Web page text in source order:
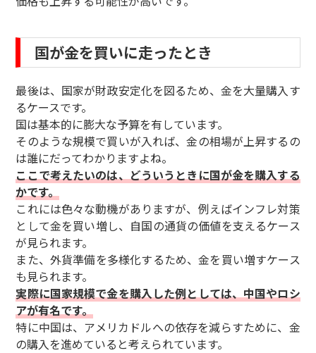
国が金を買いに走ったとき
最後は、国家が財政安定化を図るため、金を大量購入す
るケースです。
国は基本的に膨大な予算を有しています。
そのような規模で買いが入れば、金の相場が上昇するの
は誰にだってわかりますよね。
ここで考えたいのは、どういうときに国が金を購入する
かです。
これには色々な動機がありますが、例えばインフレ対策
として金を買い増し、自国の通貨の価値を支えるケース
が見られます。
また、外貨準備を多様化するため、金を買い増すケース
も見られます。
実際に国家規模で金を購入した例としては、中国やロシ
アが有名です。
特に中国は、アメリカドルへの依存を減らすために、金
の購入を進めていると考えられています。